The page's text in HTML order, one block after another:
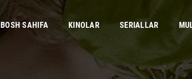
BOSH SAHIFA KINOLAR SERIALLAR